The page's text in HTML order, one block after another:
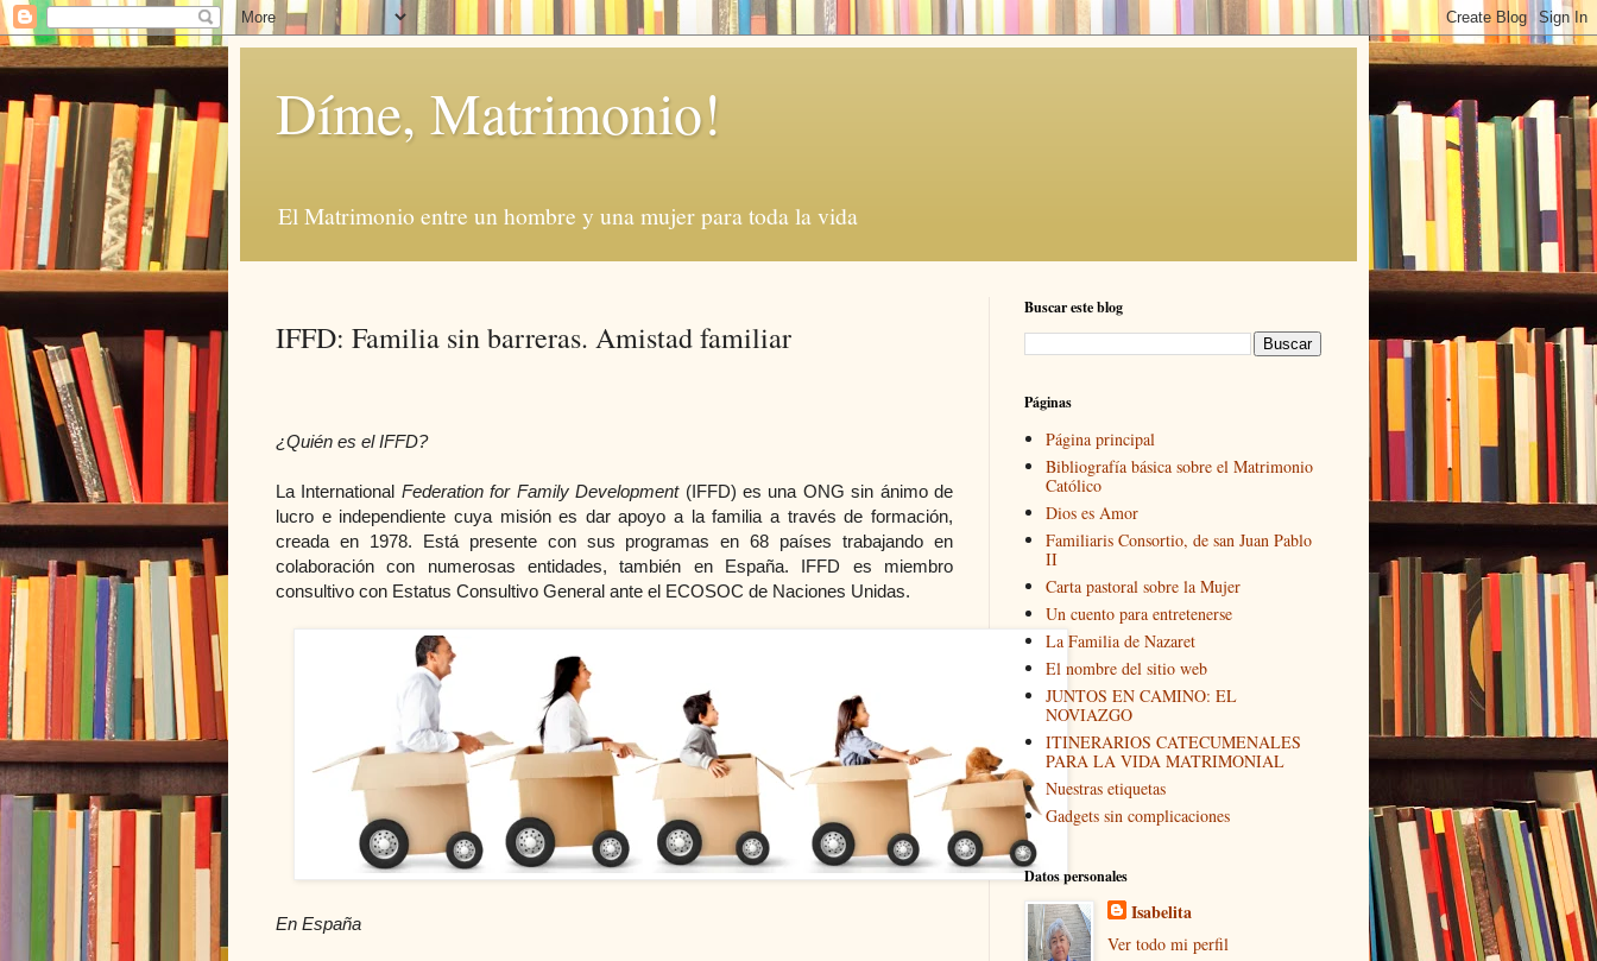
Díme, Matrimonio!
El Matrimonio entre un hombre y una mujer para toda la vida
IFFD: Familia sin barreras. Amistad familiar
¿Quién es el IFFD?
La International Federation for Family Development(IFFD) es una ONG sin ánimo de
lucro e independiente cuya misión es dar apoyo a la familia a través de formación,
creada en 1978. Está presente con sus programas en 68 países trabajando en
colaboración con numerosas entidades, también en España. IFFD es miembro
consultivo con Estatus Consultivo General ante el ECOSOC de Naciones Unidas.
En España
Buscar este blog
Páginas
Página principal
Bibliografía básica sobre el Matrimonio
Católico
Dios es Amor
Familiaris Consortio, de san Juan Pablo
II
Carta pastoral sobre la Mujer
Un cuento para entretenerse
La Familia de Nazaret
El nombre del sitio web
JUNTOS EN CAMINO: EL
NOVIAZGO
ITINERARIOS CATECUMENALES
PARA LA VIDA MATRIMONIAL
Nuestras etiquetas
Gadgets sin complicaciones
Datos personales
Isabelita
Ver todo mi perfil